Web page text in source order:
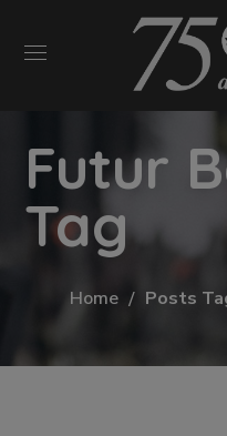
Futur
Tag
Home Posts